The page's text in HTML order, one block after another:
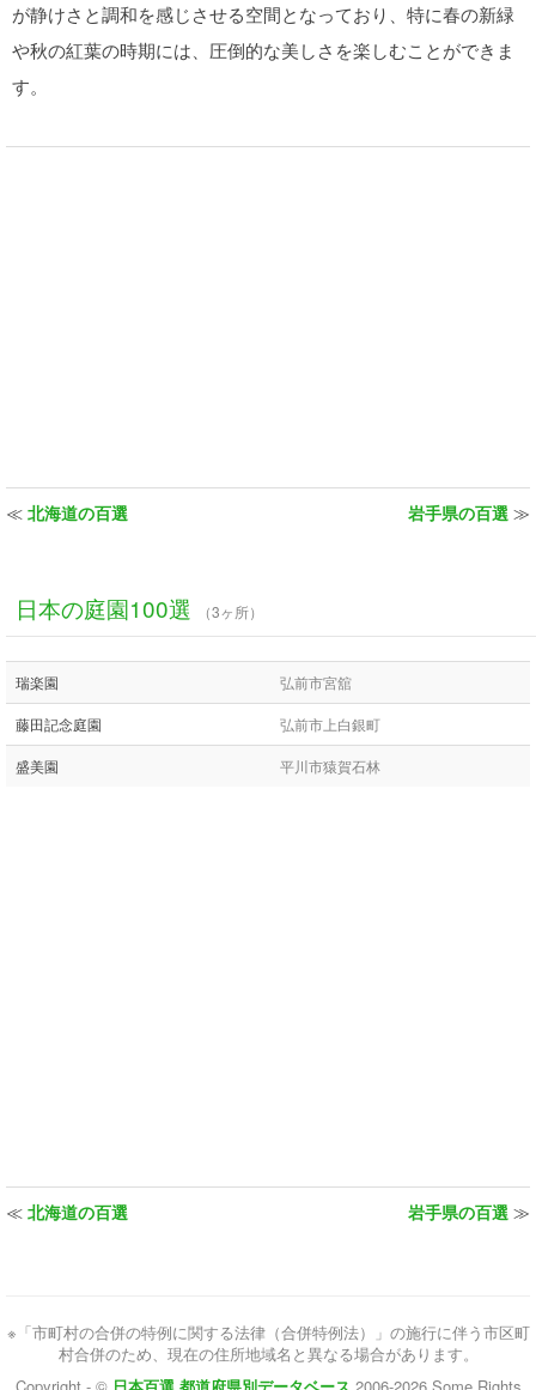
が静けさと調和を感じさせる空間となっており、特に春の新緑
や秋の紅葉の時期には、圧倒的な美しさを楽しむことができま
す。
≪ 北海道の百選 岩手県の百選 ≫
日本の庭園100選 （3ヶ所）
瑞楽園 弘前市宮舘
藤田記念庭園 弘前市上白銀町
盛美園 平川市猿賀石林
≪ 北海道の百選 岩手県の百選 ≫
※「市町村の合併の特例に関する法律（合併特例法）」の施行に伴う市区町
村合併のため、現在の住所地域名と異なる場合があります。